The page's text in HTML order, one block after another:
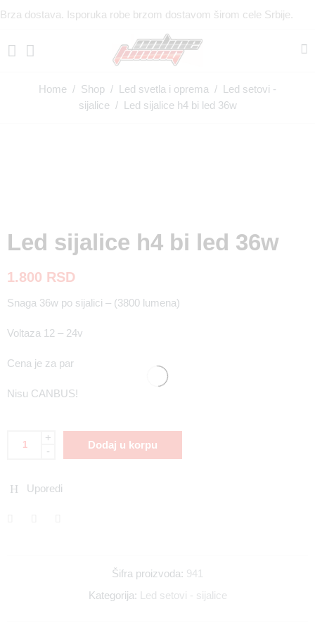
Brza dostava. Isporuka robe brzom dostavom širom cele Srbije.
Home / Shop / Led svetla i oprema /
Led setovi -
sijalice/ Led sijalice h4 bi led 36w
Led sijalice h4 bi led 36w
1.800 RSD
Snaga 36w po sijalici – (3800 lumena)
Voltaza 12 – 24v
Cena je za par
Nisu CANBUS!
+
-
Dodaj u korpu
Uporedi
Šifra proizvoda: 941
Kategorija:
Led setovi - sijalice